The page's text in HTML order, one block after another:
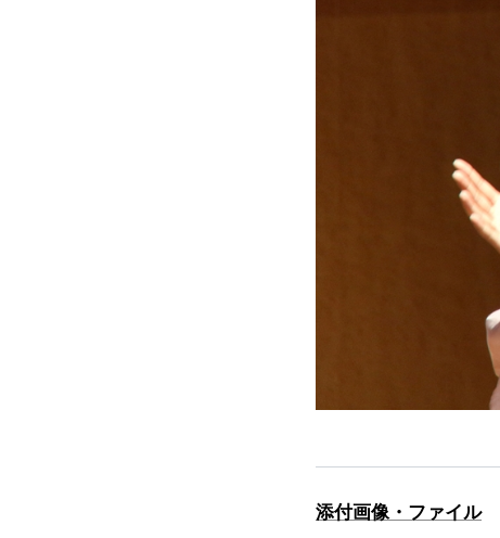
添付画像・ファイル